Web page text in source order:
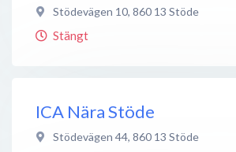
Stödevägen 10, 860 13 Stöde
Stängt
ICA Nära Stöde
Stödevägen 44, 860 13 Stöde